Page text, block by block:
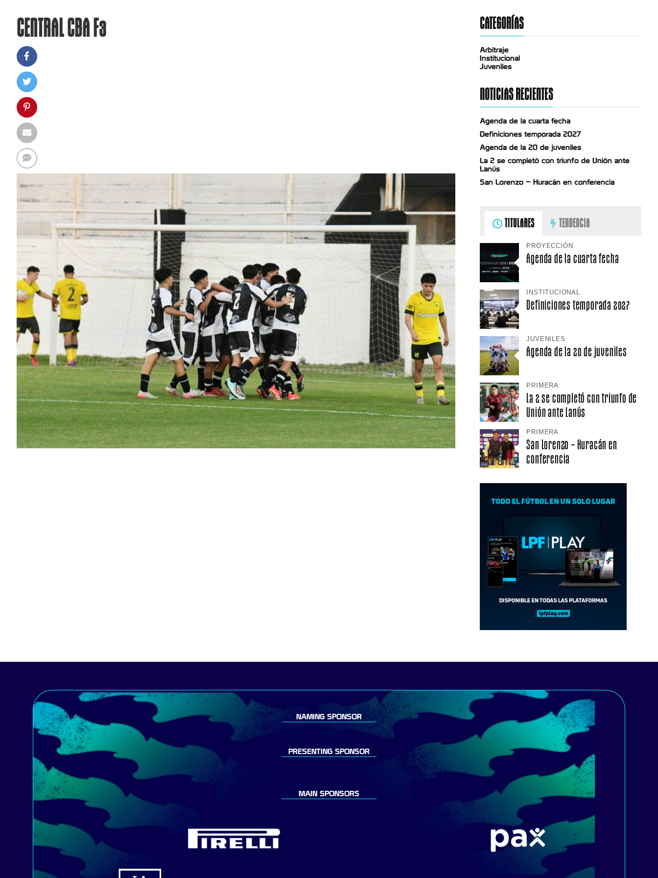
CENTRAL CBA F3 CATEGORÍAS
Arbitraje
Institucional
Juveniles
NOTICIAS RECIENTES
Agenda de la cuarta fecha
Definiciones temporada 2027
Agenda de la 20 de juveniles
La 2 se completó con triunfo de Unión ante
Lanús
San Lorenzo – Huracán en conferencia
TITULARES TENDENCIA
PROYECCIÓN
Agenda de la cuarta fecha
INSTITUCIONAL
Definiciones temporada 2027
JUVENILES
Agenda de la 20 de juveniles
PRIMERA
La 2 se completó con triunfo de
Unión ante Lanús
PRIMERA
San Lorenzo – Huracán en
conferencia
NAMING SPONSOR
PRESENTING SPONSOR
MAIN SPONSORS